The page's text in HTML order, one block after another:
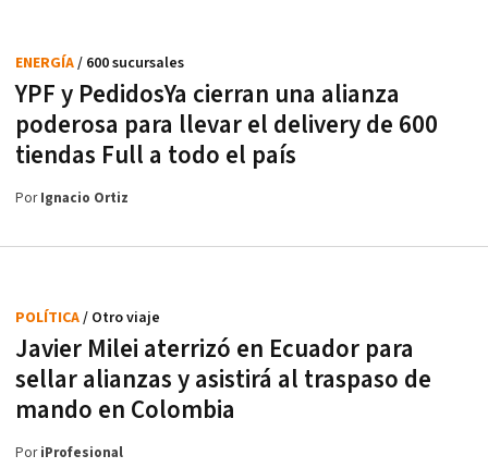
YPF y PedidosYa cierran una alianza
poderosa para llevar el delivery de 600
tiendas Full a todo el país
ENERGÍA/ 600 sucursales
PorIgnacio Ortiz
Javier Milei aterrizó en Ecuador para
sellar alianzas y asistirá al traspaso de
mando en Colombia
POLÍTICA/ Otro viaje
PoriProfesional